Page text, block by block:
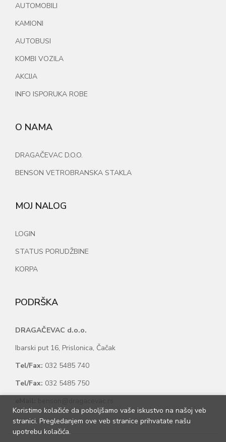
AUTOMOBILI
KAMIONI
AUTOBUSI
KOMBI VOZILA
AKCIJA
INFO ISPORUKA ROBE
O NAMA
DRAGAČEVAC D.O.O.
BENSON VETROBRANSKA STAKLA
MOJ NALOG
LOGIN
STATUS PORUDŽBINE
KORPA
PODRŠKA
DRAGAČEVAC d.o.o.
Ibarski put 16, Prislonica, Čačak
Tel/Fax: 032 5485 740
Tel/Fax: 032 5485 750
Koristimo kolačiće da poboljšamo vaše iskustvo na našoj veb
stranici. Pregledanjem ove veb stranice prihvatate našu
upotrebu kolačića.